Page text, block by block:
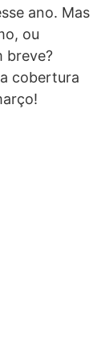
ano. Mas
ou
breve?
cobertura